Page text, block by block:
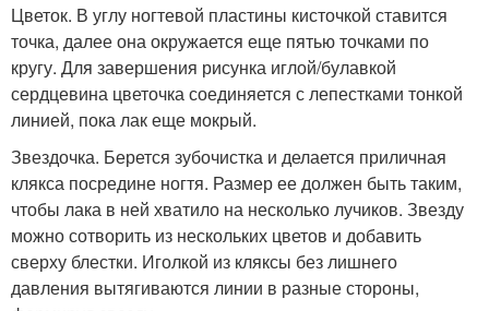
Цветок. В углу ногтевой пластины кисточкой ставится
точка, далее она окружается еще пятью точками по
кругу. Для завершения рисунка иглой/булавкой
сердцевина цветочка соединяется с лепестками тонкой
линией, пока лак еще мокрый.
Звездочка. Берется зубочистка и делается приличная
клякса посредине ногтя. Размер ее должен быть таким,
чтобы лака в ней хватило на несколько лучиков. Звезду
можно сотворить из нескольких цветов и добавить
сверху блестки. Иголкой из кляксы без лишнего
давления вытягиваются линии в разные стороны,